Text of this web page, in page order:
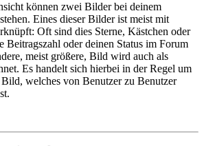
können zwei Bilder bei deinem
Eines dieser Bilder ist meist mit
Oft sind dies Sterne, Kästchen oder
Beitragszahl oder deinen Status im Forum
meist größere, Bild wird auch als
Es handelt sich hierbei in der Regel um
welches von Benutzer zu Benutzer